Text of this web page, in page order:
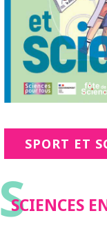
SPORT ET
S
SCIENCES